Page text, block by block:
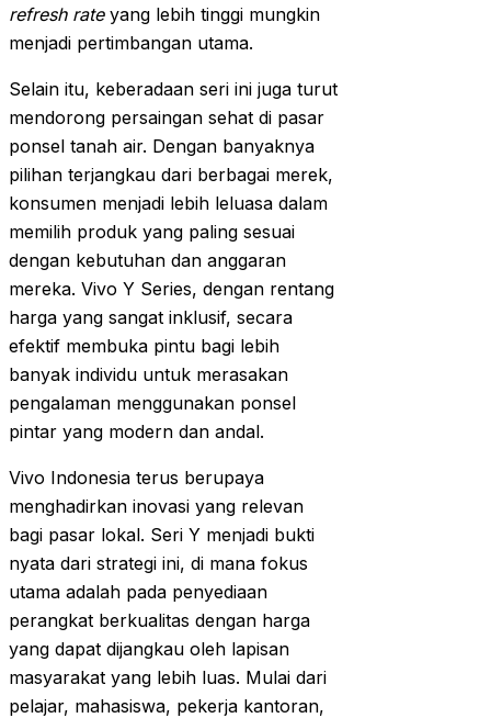
refresh rateyang lebih tinggi mungkin
menjadi pertimbangan utama.
Selain itu, keberadaan seri ini juga turut
mendorong persaingan sehat di pasar
ponsel tanah air. Dengan banyaknya
pilihan terjangkau dari berbagai merek,
konsumen menjadi lebih leluasa dalam
memilih produk yang paling sesuai
dengan kebutuhan dan anggaran
mereka. Vivo Y Series, dengan rentang
harga yang sangat inklusif, secara
efektif membuka pintu bagi lebih
banyak individu untuk merasakan
pengalaman menggunakan ponsel
pintar yang modern dan andal.
Vivo Indonesia terus berupaya
menghadirkan inovasi yang relevan
bagi pasar lokal. Seri Y menjadi bukti
nyata dari strategi ini, di mana fokus
utama adalah pada penyediaan
perangkat berkualitas dengan harga
yang dapat dijangkau oleh lapisan
masyarakat yang lebih luas. Mulai dari
pelajar, mahasiswa, pekerja kantoran,